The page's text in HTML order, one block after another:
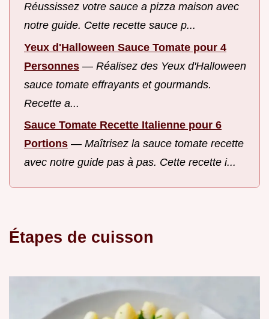
Réussissez votre sauce a pizza maison avec
notre guide. Cette recette sauce p...
Yeux d'Halloween Sauce Tomate pour 4
Personnes — Réalisez des Yeux d'Halloween
sauce tomate effrayants et gourmands.
Recette a...
Sauce Tomate Recette Italienne pour 6
Portions — Maîtrisez la sauce tomate recette
avec notre guide pas à pas. Cette recette i...
Étapes de cuisson